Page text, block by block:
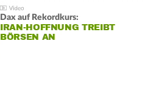
Dax auf Rekordkurs:
IRAN-HOFFNUNG TREIBT
BÖRSEN AN